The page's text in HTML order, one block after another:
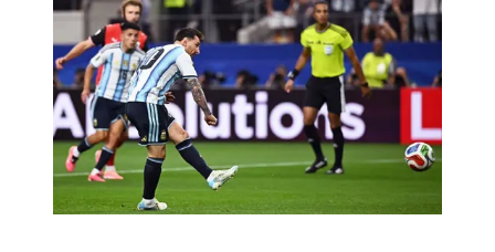
Penyerang Timnas Argentina bernomor punggung 10,
Lionel Messi, menendang dan gagal mengeksekusi
penalti selama pertandingan Grup J Piala Dunia 2026
antara Argentina dan Austria di Stadion Dallas di
Arlington pada 23 Juni 2026. (Paul ELLIS / AFP)